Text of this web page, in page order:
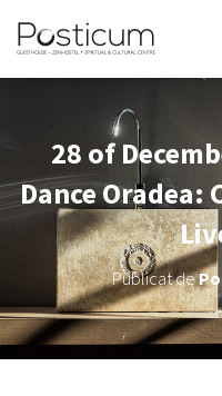
28 of
Dance Oradea:
Publicat de